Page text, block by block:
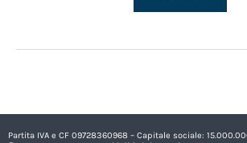
Partita IVA e CF 09728360968 – Capitale sociale: